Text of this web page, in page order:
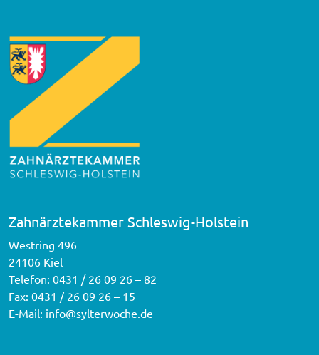
Zahnärztekammer Schleswig-Holstein
Westring 496
24106 Kiel
Telefon: 0431 / 26 09 26 – 82
Fax: 0431 / 26 09 26 – 15
E-Mail: info@sylterwoche.de